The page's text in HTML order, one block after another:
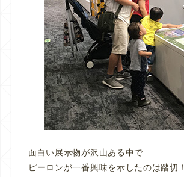
面白い展示物が沢山ある中で
ピーロンが一番興味を示したのは踏切！